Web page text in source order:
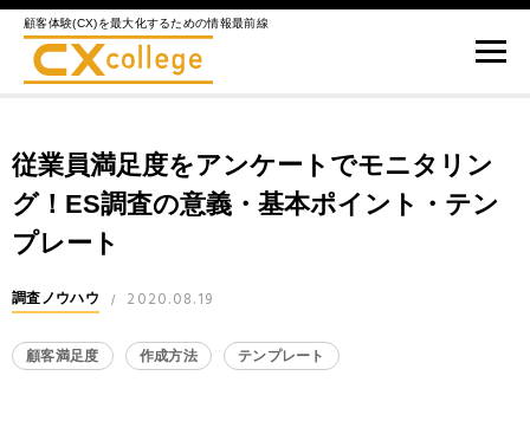
顧客体験(CX)を最大化するための情報最前線
従業員満足度をアンケートでモニタリン
グ！ES調査の意義・基本ポイント・テン
プレート
調査ノウハウ / 2020.08.19
顧客満足度 作成方法 テンプレート